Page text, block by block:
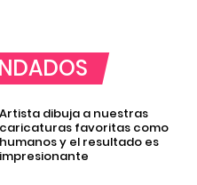
Artista dibuja a nuestras
caricaturas favoritas como
humanos y el resultado es
impresionante